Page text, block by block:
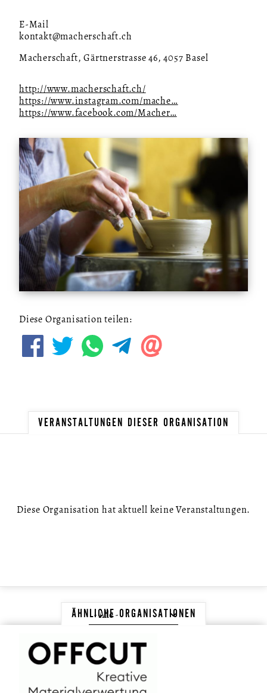
E-Mail
kontakt@macherschaft.ch
Macherschaft, Gärtnerstrasse 46, 4057 Basel
http://www.macherschaft.ch/
https://www.instagram.com/mache…
https://www.facebook.com/Macher…
Diese Organisation teilen:
VERANSTALTUNGEN DIESER ORGANISATION
Diese Organisation hat aktuell keine Veranstaltungen.
ÄHNLICHE ORGANISATIONEN